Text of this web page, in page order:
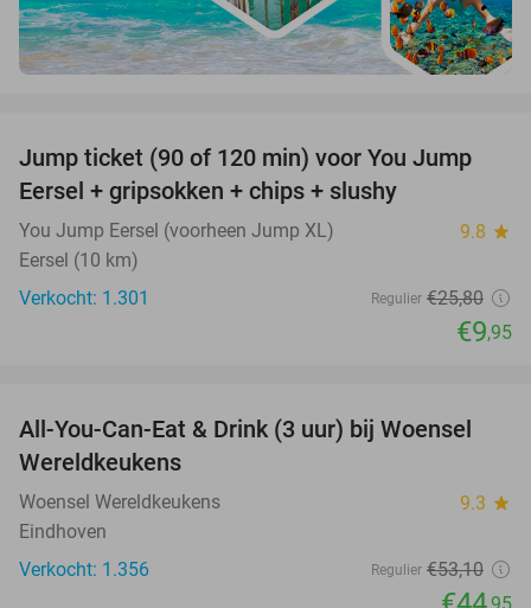
61%
Jump ticket (90 of 120 min) voor You Jump
Eersel + gripsokken + chips + slushy
You Jump Eersel (voorheen Jump XL) 9.8 star
Eersel (10 km)
Verkocht: 1.301
Regulier €25,80
€9,95
15%
All-You-Can-Eat & Drink (3 uur) bij Woensel
Wereldkeukens
Woensel Wereldkeukens 9.3 star
Eindhoven
Verkocht: 1.356
Regulier €53,10